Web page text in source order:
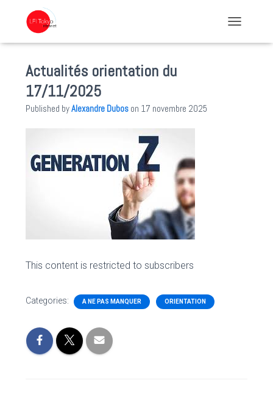
Actualités orientation du
17/11/2025
Published byAlexandre Dubos on 17 novembre 2025
This content is restricted to subscribers
Categories: A NE PAS MANQUER ORIENTATION